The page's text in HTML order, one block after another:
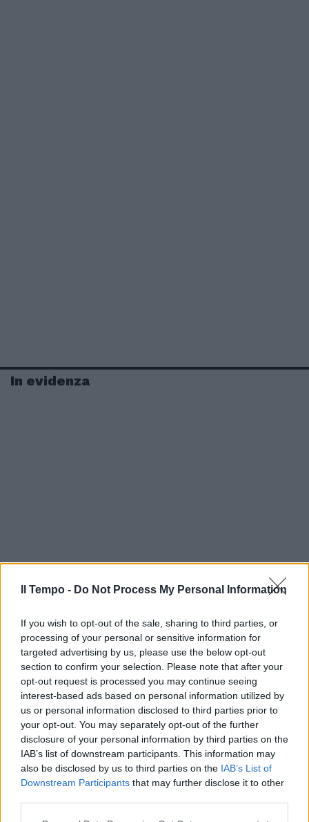
Il Tempo - Do Not Process My Personal Information
If you wish to opt-out of the sale, sharing to third parties, or
processing of your personal or sensitive information for
targeted advertising by us, please use the below opt-out
section to confirm your selection. Please note that after your
opt-out request is processed you may continue seeing
interest-based ads based on personal information utilized by
us or personal information disclosed to third parties prior to
your opt-out. You may separately opt-out of the further
disclosure of your personal information by third parties on the
IAB’s list of downstream participants. This information may
also be disclosed by us to third parties on the IAB’s List of
Downstream Participants that may further disclose it to other
In evidenza